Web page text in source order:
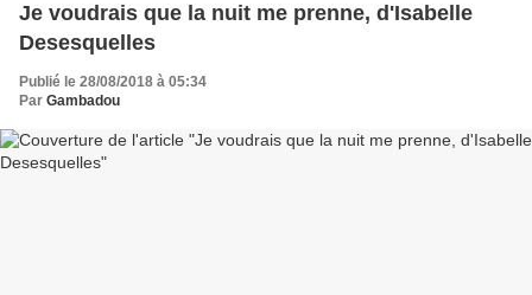
Je voudrais que la nuit me prenne, d'Isabelle
Desesquelles
Publié le 28/08/2018 à 05:34
Par Gambadou